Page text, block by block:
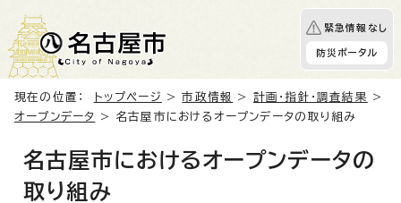
緊急情報なし
防災ポータル
現在の位置： トップページ >市政情報 > 計画・指針・調査結果
>
オープンデータ
> 名古屋市におけるオープンデータの取り組み
名古屋市におけるオープンデータの
取り組み